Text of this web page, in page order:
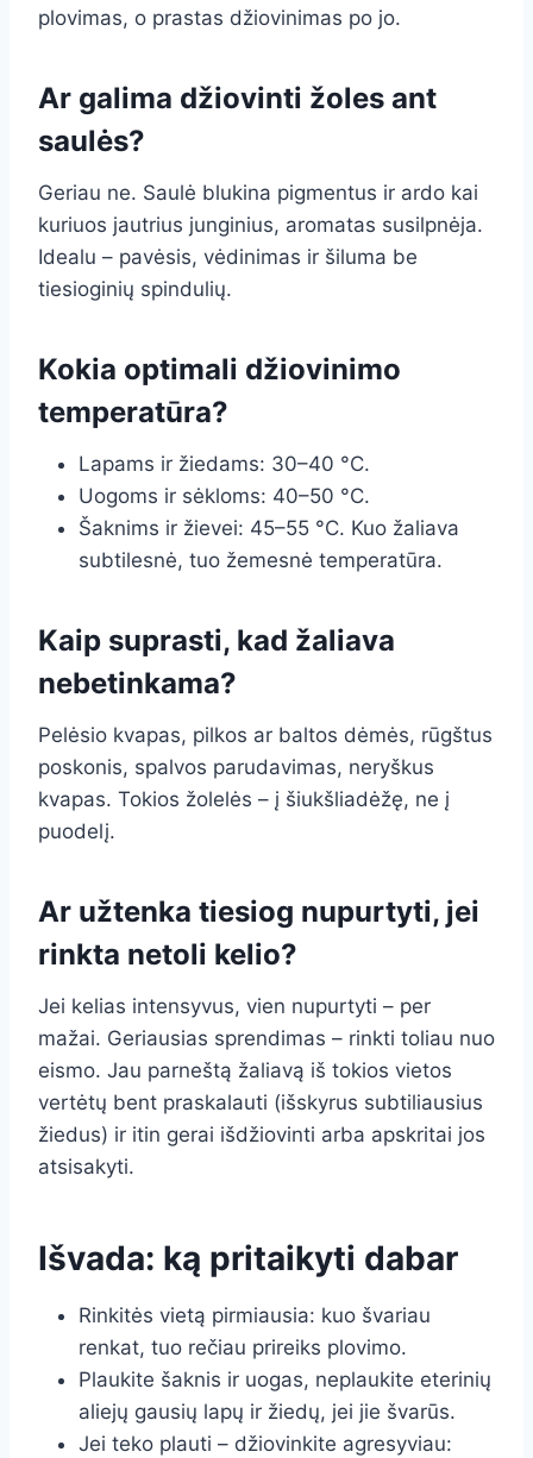
plovimas, o prastas džiovinimas po jo.
Ar galima džiovinti žoles ant
saulės?
Geriau ne. Saulė blukina pigmentus ir ardo kai
kuriuos jautrius junginius, aromatas susilpnėja.
Idealu – pavėsis, vėdinimas ir šiluma be
tiesioginių spindulių.
Kokia optimali džiovinimo
temperatūra?
Lapams ir žiedams: 30–40 °C.
Uogoms ir sėkloms: 40–50 °C.
Šaknims ir žievei: 45–55 °C. Kuo žaliava
subtilesnė, tuo žemesnė temperatūra.
Kaip suprasti, kad žaliava
nebetinkama?
Pelėsio kvapas, pilkos ar baltos dėmės, rūgštus
poskonis, spalvos parudavimas, neryškus
kvapas. Tokios žolelės – į šiukšliadėžę, ne į
puodelį.
Ar užtenka tiesiog nupurtyti, jei
rinkta netoli kelio?
Jei kelias intensyvus, vien nupurtyti – per
mažai. Geriausias sprendimas – rinkti toliau nuo
eismo. Jau parneštą žaliavą iš tokios vietos
vertėtų bent praskalauti (išskyrus subtiliausius
žiedus) ir itin gerai išdžiovinti arba apskritai jos
atsisakyti.
Išvada: ką pritaikyti dabar
Rinkitės vietą pirmiausia: kuo švariau
renkat, tuo rečiau prireiks plovimo.
Plaukite šaknis ir uogas, neplaukite eterinių
aliejų gausių lapų ir žiedų, jei jie švarūs.
Jei teko plauti – džiovinkite agresyviau: